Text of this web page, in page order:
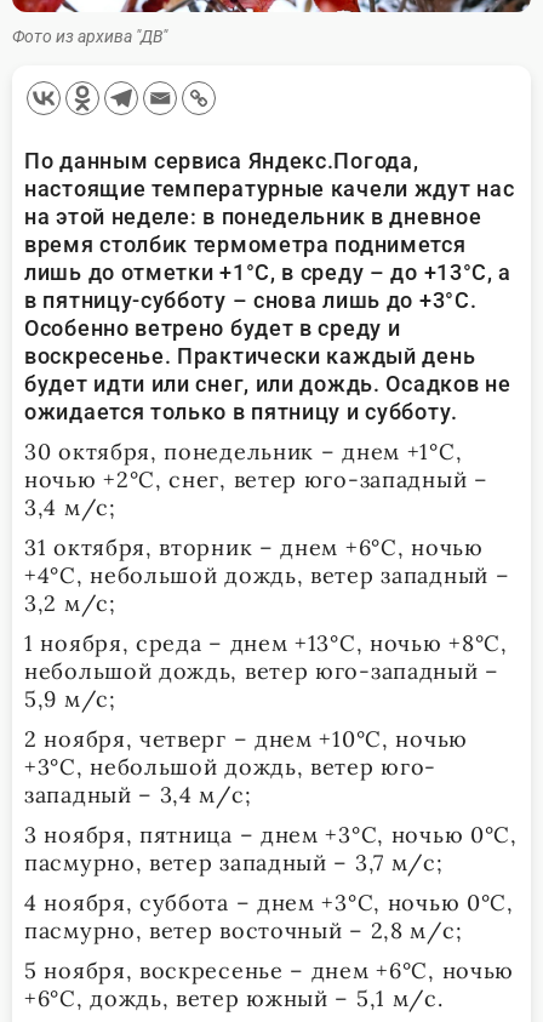
Фото из архива "ДВ"
По данным сервиса Яндекс.Погода,
настоящие температурные качели ждут нас
на этой неделе: в понедельник в дневное
время столбик термометра поднимется
лишь до отметки +1°С, в среду – до +13°С, а
в пятницу-субботу – снова лишь до +3°С.
Особенно ветрено будет в среду и
воскресенье. Практически каждый день
будет идти или снег, или дождь. Осадков не
ожидается только в пятницу и субботу.
30 октября, понедельник – днем +1°С,
ночью +2°С, снег, ветер юго-западный –
3,4 м/с;
31 октября, вторник – днем +6°С, ночью
+4°С, небольшой дождь, ветер западный –
3,2 м/с;
1 ноября, среда – днем +13°С, ночью +8°С,
небольшой дождь, ветер юго-западный –
5,9 м/с;
2 ноября, четверг – днем +10°С, ночью
+3°С, небольшой дождь, ветер юго-
западный – 3,4 м/с;
3 ноября, пятница – днем +3°С, ночью 0°С,
пасмурно, ветер западный – 3,7 м/с;
4 ноября, суббота – днем +3°С, ночью 0°С,
пасмурно, ветер восточный – 2,8 м/с;
5 ноября, воскресенье – днем +6°С, ночью
+6°С, дождь, ветер южный – 5,1 м/с.